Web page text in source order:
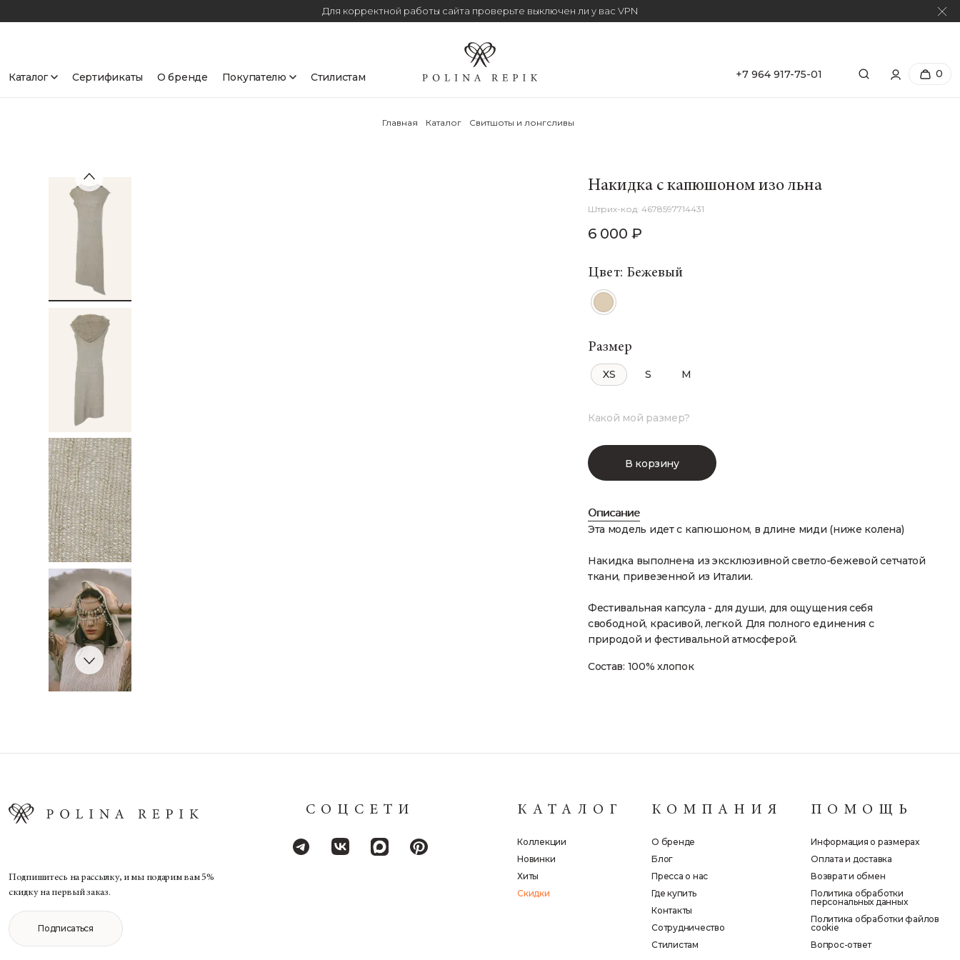
Для корректной работы сайта проверьте выключен ли у вас VPN
Каталог Сертификаты О бренде Покупателю Стилистам +7 964 917-75-01 0
Главная Каталог Свитшоты и лонгсливы
Накидка с капюшоном изо льна
4678597714431
6 000 ₽
Цвет: Бежевый
Размер
XS S M
Какой мой размер?
В корзину
Описание
Эта модель идет с капюшоном, в длине миди (ниже колена)
Накидка выполнена из эксклюзивной светло-бежевой сетчатой
ткани, привезенной из Италии.
Фестивальная капсула - для души, для ощущения себя
свободной, красивой, легкой. Для полного единения с
природой и фестивальной атмосферой.
Состав: 100% хлопок
Подпишитесь на рассылку, и мы подарим вам 5%
скидку на первый заказ.
Подписаться
СОЦСЕТИ КАТАЛОГ
Коллекции
Новинки
Хиты
Скидки
КОМПАНИЯ
О бренде
Блог
Пресса о нас
Где купить
Контакты
Сотрудничество
Стилистам
ПОМОЩЬ
Информация о размерах
Оплата и доставка
Возврат и обмен
Политика обработки
персональных данных
Политика обработки файлов
cookie
Вопрос-ответ